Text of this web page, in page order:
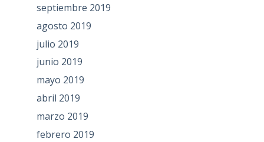
septiembre 2019
agosto 2019
julio 2019
junio 2019
mayo 2019
abril 2019
marzo 2019
febrero 2019